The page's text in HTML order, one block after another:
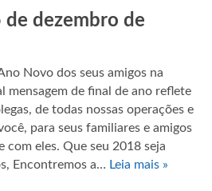
de dezembro de
Novo dos seus amigos na
mensagem de final de ano reflete
de todas nossas operações e
para seus familiares e amigos
eles. Que seu 2018 seja
Encontremos a… Leia mais »